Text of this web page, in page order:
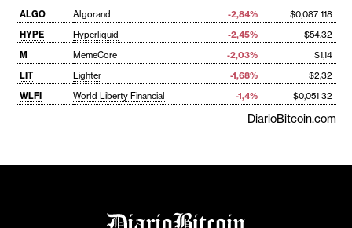
ALGO
Algorand -2,84%
$0,087 118
HYPE
Hyperliquid -2,45%
$54,32
M
MemeCore -2,03%
$1,14
LIT
Lighter -1,68%
$2,32
WLFI
World Liberty Financial -1,4% $0,051 32
DiarioBitcoin.com